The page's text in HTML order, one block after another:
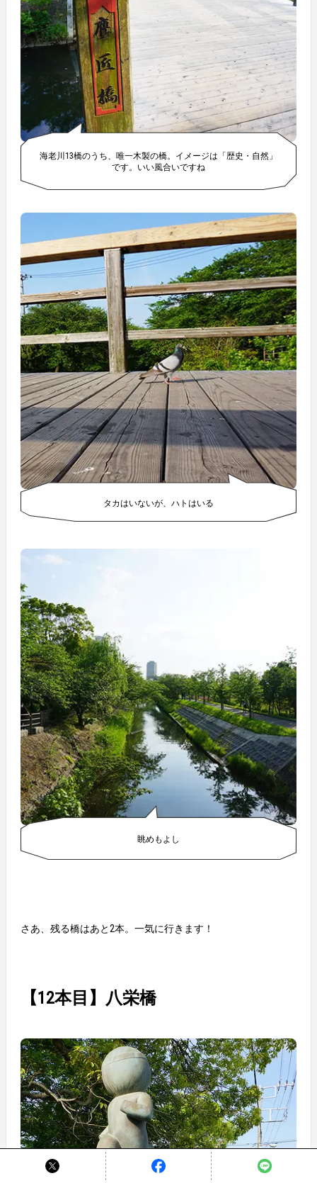
海老川13橋のうち、唯一木製の橋。イメージは「歴史・自然」
です。いい風合いですね
タカはいないが、ハトはいる
眺めもよし
さあ、残る橋はあと2本。一気に行きます！
【12本目】八栄橋